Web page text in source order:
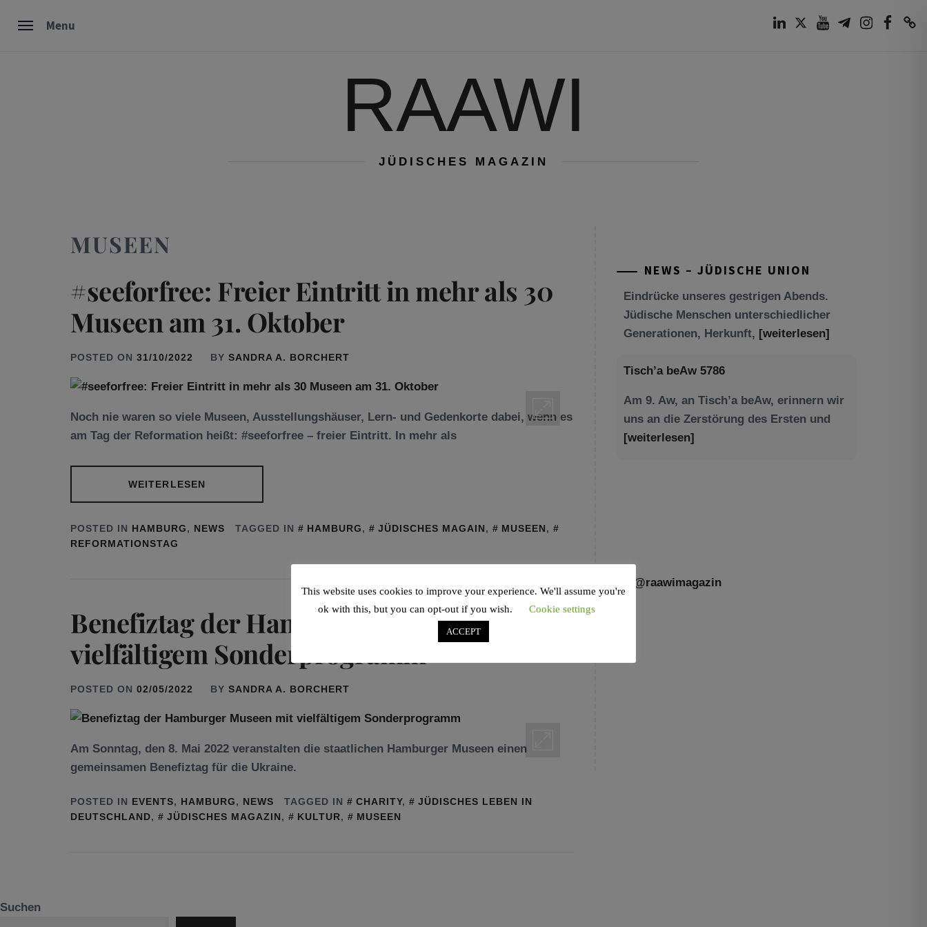
Menu
RAAWI
JÜDISCHES MAGAZIN
MUSEEN
#seeforfree: Freier Eintritt in mehr als 30
Museen am 31. Oktober
POSTED ON 31/10/2022 BY SANDRA A. BORCHERT
Noch nie waren so viele Museen, Ausstellungshäuser, Lern- und Gedenkorte dabei, wenn es
am Tag der Reformation heißt: #seeforfree – freier Eintritt. In mehr als
WEITERLESEN
POSTED IN HAMBURG, NEWS TAGGED IN HAMBURG, JÜDISCHES MAGAIN, MUSEEN,
REFORMATIONSTAG
Benefiztag der Hamburger Museen mit
vielfältigem Sonderprogramm
POSTED ON 02/05/2022 BY SANDRA A. BORCHERT
Am Sonntag, den 8. Mai 2022 veranstalten die staatlichen Hamburger Museen einen
gemeinsamen Benefiztag für die Ukraine.
POSTED IN EVENTS, HAMBURG, NEWS TAGGED IN CHARITY,
JÜDISCHES LEBEN IN
DEUTSCHLAND, JÜDISCHES MAGAZIN, KULTUR, MUSEEN
NEWS – JÜDISCHE UNION
Am 9. Aw, an Tisch’a beAw, erinnern wir
[weiterlesen]
Tu be’Aw – das jüdische Fest der Liebe,
der Freundschaft und der Begegnung.
@raawimagazin
Suchen
This website uses cookies to improve your experience. We'll assume you're
ok with this, but you can opt-out if you wish.
Cookie settings
ACCEPT